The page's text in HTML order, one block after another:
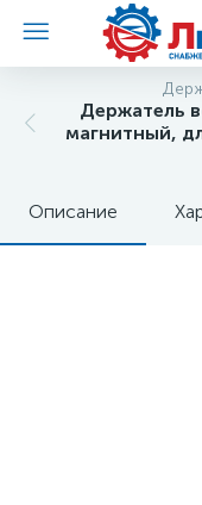
Держатель
магнитный,
Описание